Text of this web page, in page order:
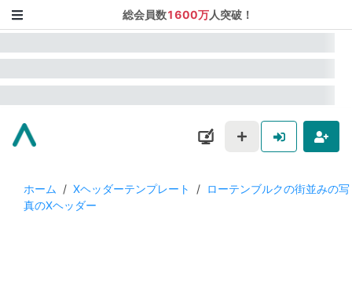
総会員数1600万人突破！
ホーム / Xヘッダーテンプレート / ローテンブルクの街並みの写
真のXヘッダー